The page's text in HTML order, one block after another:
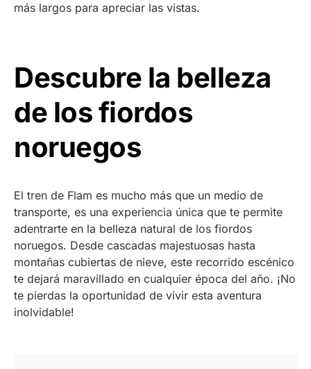
más largos para apreciar las vistas.
Descubre la belleza
de los fiordos
noruegos
El tren de Flam es mucho más que un medio de
transporte, es una experiencia única que te permite
adentrarte en la belleza natural de los fiordos
noruegos. Desde cascadas majestuosas hasta
montañas cubiertas de nieve, este recorrido escénico
te dejará maravillado en cualquier época del año. ¡No
te pierdas la oportunidad de vivir esta aventura
inolvidable!